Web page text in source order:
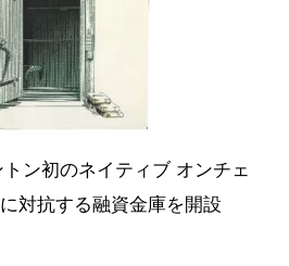
ン初のネイティブ オンチェ
対抗する融資金庫を開設